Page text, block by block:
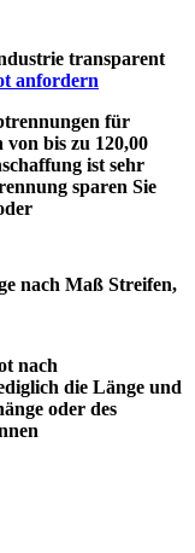
transparent
anfordern
für
bis zu 120,00
ist sehr
sparen Sie
nach Maß Streifen,
nach
die Länge und
oder des